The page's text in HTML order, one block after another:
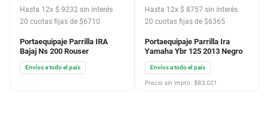
Hasta 12x $ 9232 sin interés
20 cuotas fijas de $6710
Portaequipaje Parrilla IRA
Bajaj Ns 200 Rouser
Envíos a todo el país
Hasta 12x $ 8757 sin interés
20 cuotas fijas de $6365
Portaequipaje Parrilla Ira
Yamaha Ybr 125 2013 Negro
Envíos a todo el país
Precio sin impto. $83.021